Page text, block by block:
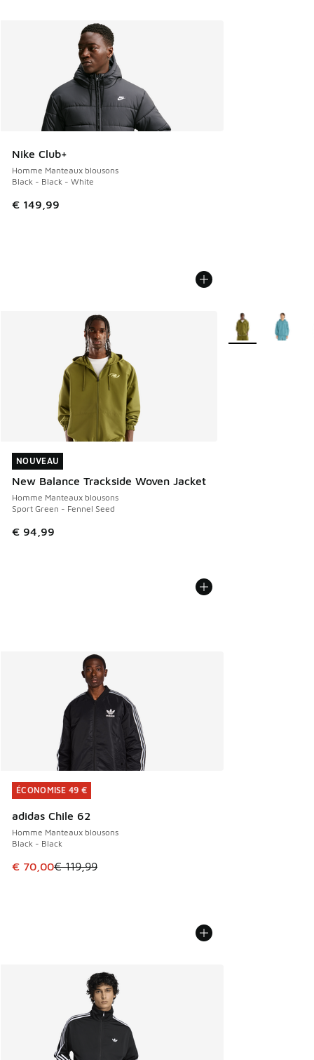
Nike Club+
Homme Manteaux blousons
Black - Black - White
€ 149,99
NOUVEAU
New Balance Trackside Woven Jacket
Homme Manteaux blousons
Sport Green - Fennel Seed
€ 94,99
NOUVEAU
Plus de couleurs
ÉCONOMISE 49 €
adidas Chile 62
Homme Manteaux blousons
Black - Black
Cet article est en promotion. Prix en baisse de € 119,99 à
€ 70,00€ 119,99
ÉCONOMISE 49 €